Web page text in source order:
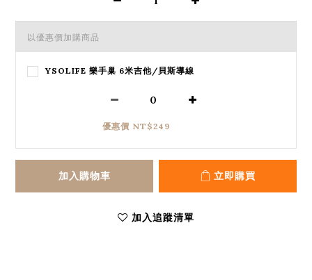
以優惠價加購商品
YSOLIFE 樂手巢 6米吉他/貝斯導線
優惠價 NT$249
加入購物車 立即購買
加入追蹤清單